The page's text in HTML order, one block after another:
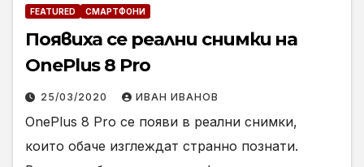
FEATURED СМАРТФОНИ
Появиха се реални снимки на
OnePlus 8 Pro
25/03/2020 ИВАН ИВАНОВ
OnePlus 8 Pro се появи в реални снимки,
които обаче изглеждат странно познати.